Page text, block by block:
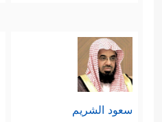
سعود الشريم